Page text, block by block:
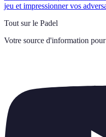
jeu et impressionner vos
Tout sur le Padel
Votre source d'information